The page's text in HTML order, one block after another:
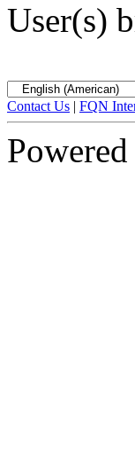
User(s)
Contact Us | FQN